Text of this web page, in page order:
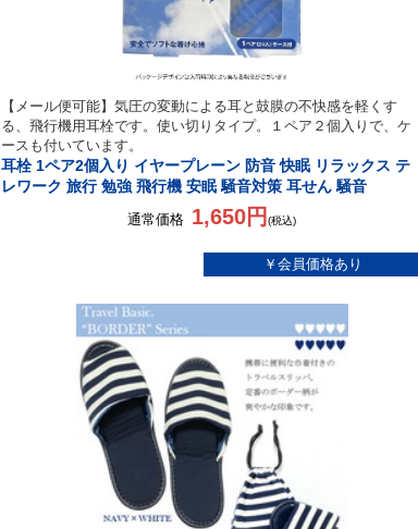
【メール便可能】気圧の変動による耳と鼓膜の不快感を軽くす
る、飛行機用耳栓です。使い切りタイプ。１ペア２個入りで、ケ
ースも付いています。
耳栓 1ペア2個入り イヤープレーン 防音 快眠 リラックス テ
レワーク 旅行 勉強 飛行機 安眠 騒音対策 耳せん 騒音
通常価格 1,650円 (税込)